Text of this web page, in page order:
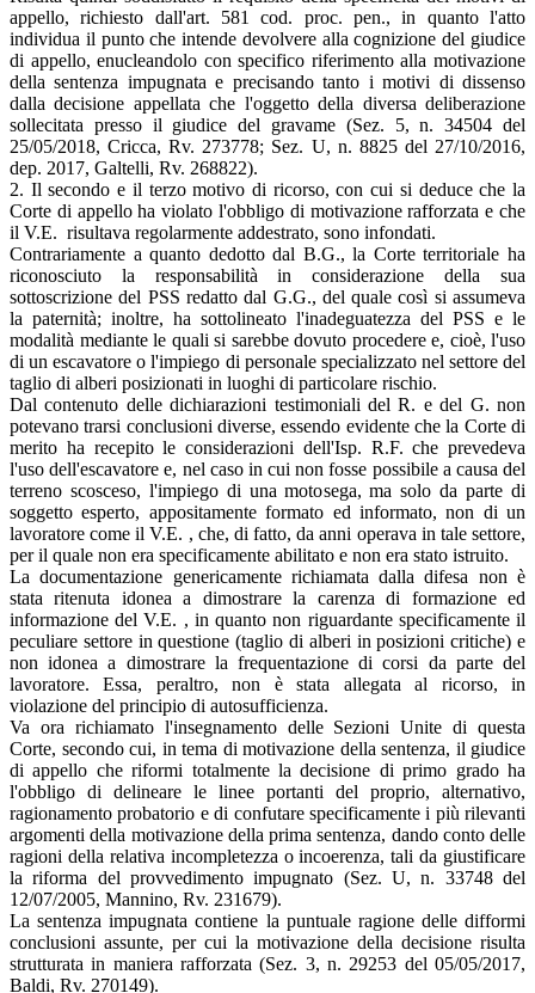
appello, richiesto dall'art. 581 cod. proc. pen., in quanto l'atto
individua il punto che intende devolvere alla cognizione del giudice
di appello, enucleandolo con specifico riferimento alla motivazione
della sentenza impugnata e precisando tanto i motivi di dissenso
dalla decisione appellata che l'oggetto della diversa deliberazione
sollecitata presso il giudice del gravame (Sez. 5, n. 34504 del
25/05/2018, Cricca, Rv. 273778; Sez. U, n. 8825 del 27/10/2016,
dep. 2017, Galtelli, Rv. 268822).
2. Il secondo e il terzo motivo di ricorso, con cui si deduce che la
Corte di appello ha violato l'obbligo di motivazione rafforzata e che
il V.E. risultava regolarmente addestrato, sono infondati.
Contrariamente a quanto dedotto dal B.G., la Corte territoriale ha
riconosciuto la responsabilità in considerazione della sua
sottoscrizione del PSS redatto dal G.G., del quale così si assumeva
la paternità; inoltre, ha sottolineato l'inadeguatezza del PSS e le
modalità mediante le quali si sarebbe dovuto procedere e, cioè, l'uso
di un escavatore o l'impiego di personale specializzato nel settore del
taglio di alberi posizionati in luoghi di particolare rischio.
Dal contenuto delle dichiarazioni testimoniali del R. e del G. non
potevano trarsi conclusioni diverse, essendo evidente che la Corte di
merito ha recepito le considerazioni dell'Isp. R.F. che prevedeva
l'uso dell'escavatore e, nel caso in cui non fosse possibile a causa del
terreno scosceso, l'impiego di una motosega, ma solo da parte di
soggetto esperto, appositamente formato ed informato, non di un
lavoratore come il V.E. , che, di fatto, da anni operava in tale settore,
per il quale non era specificamente abilitato e non era stato istruito.
La documentazione genericamente richiamata dalla difesa non è
stata ritenuta idonea a dimostrare la carenza di formazione ed
informazione del V.E. , in quanto non riguardante specificamente il
peculiare settore in questione (taglio di alberi in posizioni critiche) e
non idonea a dimostrare la frequentazione di corsi da parte del
lavoratore. Essa, peraltro, non è stata allegata al ricorso, in
violazione del principio di autosufficienza.
Va ora richiamato l'insegnamento delle Sezioni Unite di questa
Corte, secondo cui, in tema di motivazione della sentenza, il giudice
di appello che riformi totalmente la decisione di primo grado ha
l'obbligo di delineare le linee portanti del proprio, alternativo,
ragionamento probatorio e di confutare specificamente i più rilevanti
argomenti della motivazione della prima sentenza, dando conto delle
ragioni della relativa incompletezza o incoerenza, tali da giustificare
la riforma del provvedimento impugnato (Sez. U, n. 33748 del
12/07/2005, Mannino, Rv. 231679).
La sentenza impugnata contiene la puntuale ragione delle difformi
conclusioni assunte, per cui la motivazione della decisione risulta
strutturata in maniera rafforzata (Sez. 3, n. 29253 del 05/05/2017,
Baldi, Rv. 270149).